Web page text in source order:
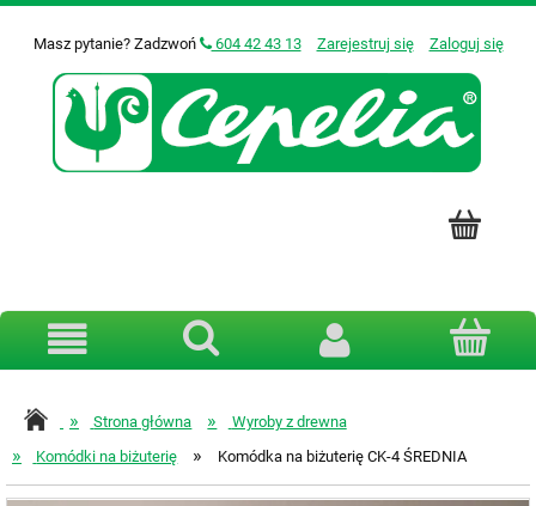
Masz pytanie? Zadzwoń 604 42 43 13 Zarejestruj się Zaloguj się
» Strona główna » Wyroby z drewna
» Komódki na biżuterię » Komódka na biżuterię CK-4 ŚREDNIA